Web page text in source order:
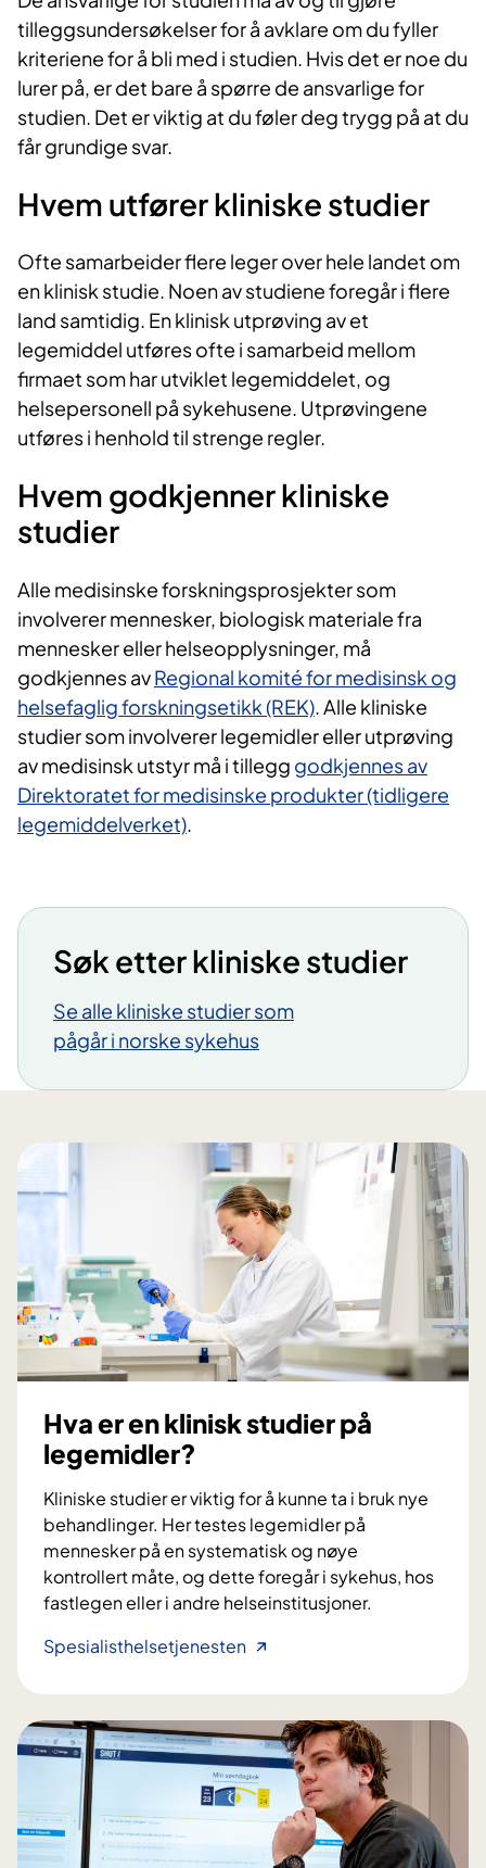
tilleggsundersøkelser for å avklare om du fyller
kriteriene for å bli med i studien. Hvis det er noe du
lurer på, er det bare å spørre de ansvarlige for
studien. Det er viktig at du føler deg trygg på at du
får grundige svar.
Hvem utfører kliniske studier
Ofte samarbeider flere leger over hele landet om
en klinisk studie. Noen av studiene foregår i flere
land samtidig. En klinisk utprøving av et
legemiddel utføres ofte i samarbeid mellom
firmaet som har utviklet legemiddelet, og
helsepersonell på sykehusene. Utprøvingene
utføres i henhold til strenge regler.
Hvem godkjenner kliniske
studier
Alle medisinske forskningsprosjekter som
involverer mennesker, biologisk materiale fra
mennesker eller helseopplysninger, må
godkjennes avRegional komité for medisinsk og
helsefaglig forskningsetikk (REK) . Alle kliniske
studier som involverer legemidler eller utprøving
av medisinsk utstyr må i tillegg godkjennes av
Direktoratet for medisinske produkter (tidligere
legemiddelverket)
Søk etter kliniske studier
Se alle kliniske studier som
pågår i norske sykehus
Hva er en klinisk studier på
legemidler?
Kliniske studier er viktig for å kunne ta i bruk nye
behandlinger. Her testes legemidler på
mennesker på en systematisk og nøye
kontrollert måte, og dette foregår i sykehus, hos
fastlegen eller i andre helseinstitusjoner.
SpesialisthelsetjenestenH
a
e
e
n
k